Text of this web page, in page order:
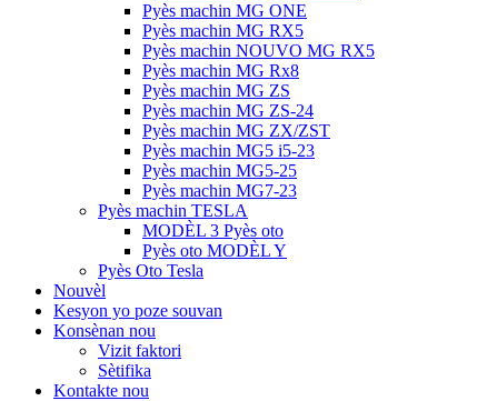
Pyès machin MG ONE
Pyès machin MG RX5
Pyès machin NOUVO MG RX5
Pyès machin MG Rx8
Pyès machin MG ZS
Pyès machin MG ZS-24
Pyès machin MG ZX/ZST
Pyès machin MG5 i5-23
Pyès machin MG5-25
Pyès machin MG7-23
Pyès machin TESLA
MODÈL 3 Pyès oto
Pyès oto MODÈL Y
Pyès Oto Tesla
Nouvèl
Kesyon yo poze souvan
Konsènan nou
Vizit faktori
Sètifika
Kontakte nou